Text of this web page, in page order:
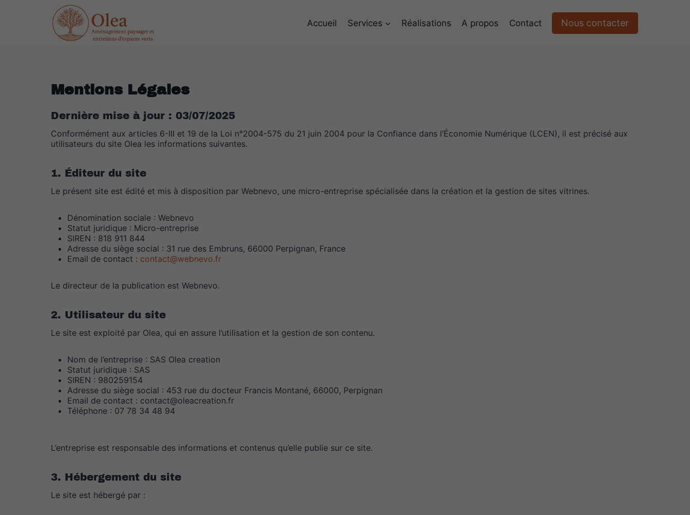
Accueil Services Réalisations A propos Contact Nous contacter
Mentions Légales
Dernière mise à jour : 03/07/2025
Conformément aux articles 6-III et 19 de la Loi n°2004-575 du 21 juin 2004 pour la Confiance dans l’Économie Numérique (LCEN), il est précisé aux
utilisateurs du site Olea les informations suivantes.
1. Éditeur du site
Le présent site est édité et mis à disposition par Webnevo, une micro-entreprise spécialisée dans la création et la gestion de sites vitrines.
Dénomination sociale : Webnevo
Statut juridique : Micro-entreprise
SIREN : 818 911 844
Adresse du siège social : 31 rue des Embruns, 66000 Perpignan, France
Email de contact : contact@webnevo.fr
Le directeur de la publication est Webnevo.
2. Utilisateur du site
Le site est exploité par Olea, qui en assure l’utilisation et la gestion de son contenu.
Nom de l’entreprise : SAS Olea creation
Statut juridique : SAS
SIREN : 980259154
Adresse du siège social : 453 rue du docteur Francis Montané, 66000, Perpignan
Email de contact : contact@oleacreation.fr
Téléphone : 07 78 34 48 94
L’entreprise est responsable des informations et contenus qu’elle publie sur ce site.
3. Hébergement du site
Le site est hébergé par :